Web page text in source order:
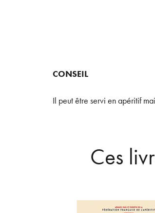
CONSEIL
Il peut être servi en apéritif
Ces